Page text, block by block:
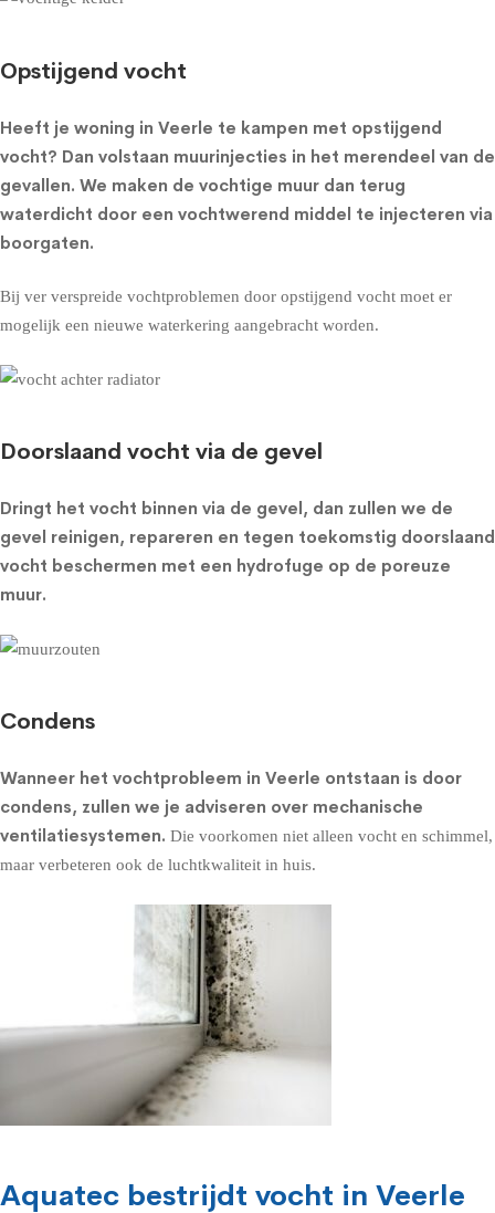
Opstijgend vocht
Heeft je woning in Veerle te kampen met opstijgend
vocht? Dan volstaan muurinjecties in het merendeel van de
gevallen. We maken de vochtige muur dan terug
waterdicht door een vochtwerend middel te injecteren via
boorgaten.
Bij ver verspreide vochtproblemen door opstijgend vocht moet er
mogelijk een nieuwe waterkering aangebracht worden.
Doorslaand vocht via de gevel
Dringt het vocht binnen via de gevel, dan zullen we de
gevel reinigen, repareren en tegen toekomstig doorslaand
vocht beschermen met een hydrofuge op de poreuze
muur.
Condens
Wanneer het vochtprobleem in Veerle ontstaan is door
condens, zullen we je adviseren over mechanische
ventilatiesystemen. Die voorkomen niet alleen vocht en schimmel,
maar verbeteren ook de luchtkwaliteit in huis.
Aquatec bestrijdt vocht in Veerle